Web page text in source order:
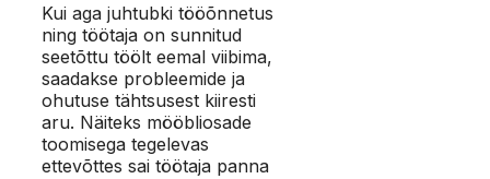
Kui aga juhtubki tööõnnetus
ning töötaja on sunnitud
seetõttu töölt eemal viibima,
saadakse probleemide ja
ohutuse tähtsusest kiiresti
aru. Näiteks mööbliosade
toomisega tegelevas
ettevõttes sai töötaja panna